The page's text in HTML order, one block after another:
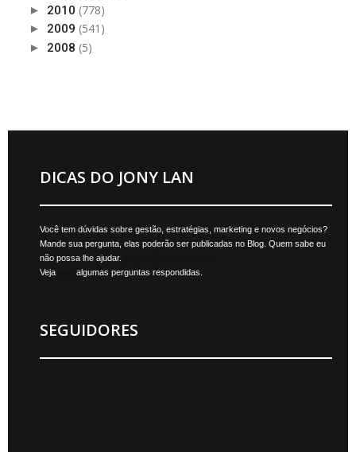
► 2010 (778)
► 2009 (541)
► 2008 (5)
DICAS DO JONY LAN
Você tem dúvidas sobre gestão, estratégias, marketing e novos negócios?
Mande sua pergunta, elas poderão ser publicadas no Blog. Quem sabe eu
não possa lhe ajudar.
Veja
algumas perguntas respondidas.
SEGUIDORES